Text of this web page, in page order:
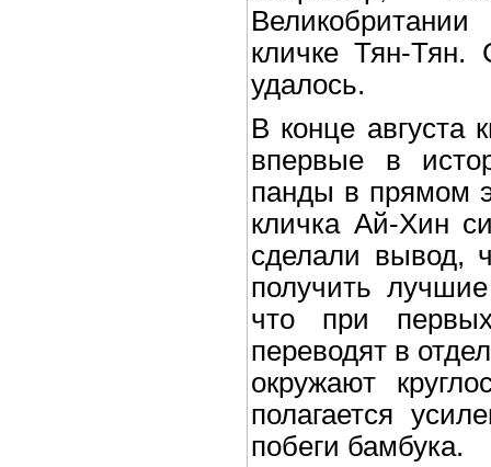
кличке Тян-
удалось.
В конце августа
впервые в
панды в прямом
кличка Ай-Хин
сделали вывод,
получить
что при
переводят в
окружают
полагается
побеги бамбука.